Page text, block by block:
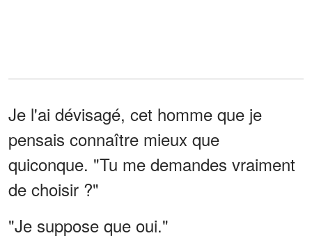
Je l'ai dévisagé, cet homme que je
pensais connaître mieux que
quiconque. "Tu me demandes vraiment
de choisir ?"
"Je suppose que oui."